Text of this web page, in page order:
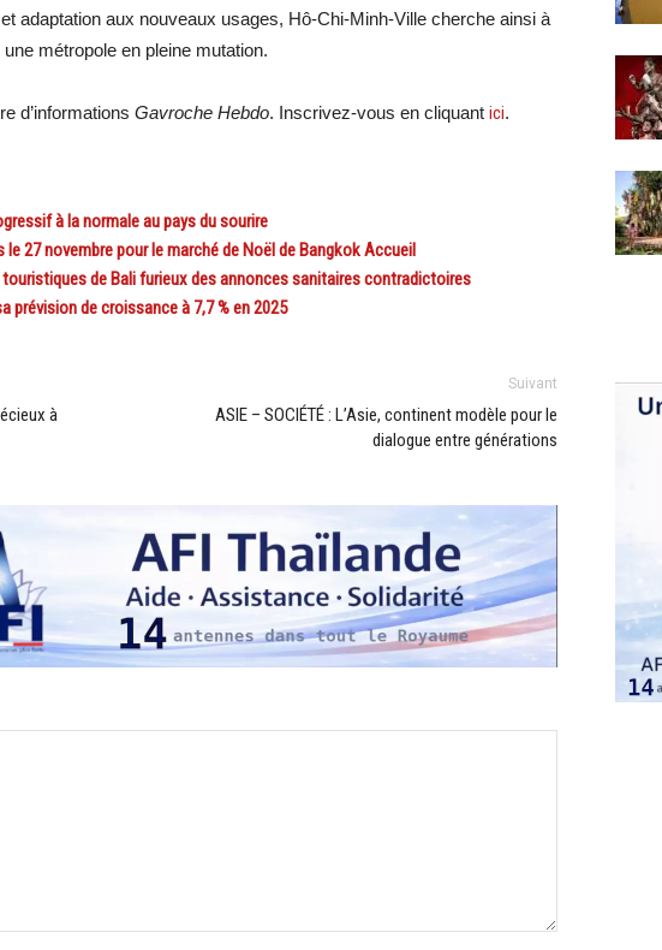
adaptation aux nouveaux usages, Hô-Chi-Minh-Ville cherche ainsi à
métropole en pleine mutation.
d’informations Gavroche Hebdo. Inscrivez-vous en cliquant ici.
à la normale au pays du sourire
le 27 novembre pour le marché de Noël de Bangkok Accueil
touristiques de Bali furieux des annonces sanitaires contradictoires
prévision de croissance à 7,7 % en 2025
à
Suivant
ASIE – SOCIÉTÉ : L’Asie, continent modèle pour le
dialogue entre générations